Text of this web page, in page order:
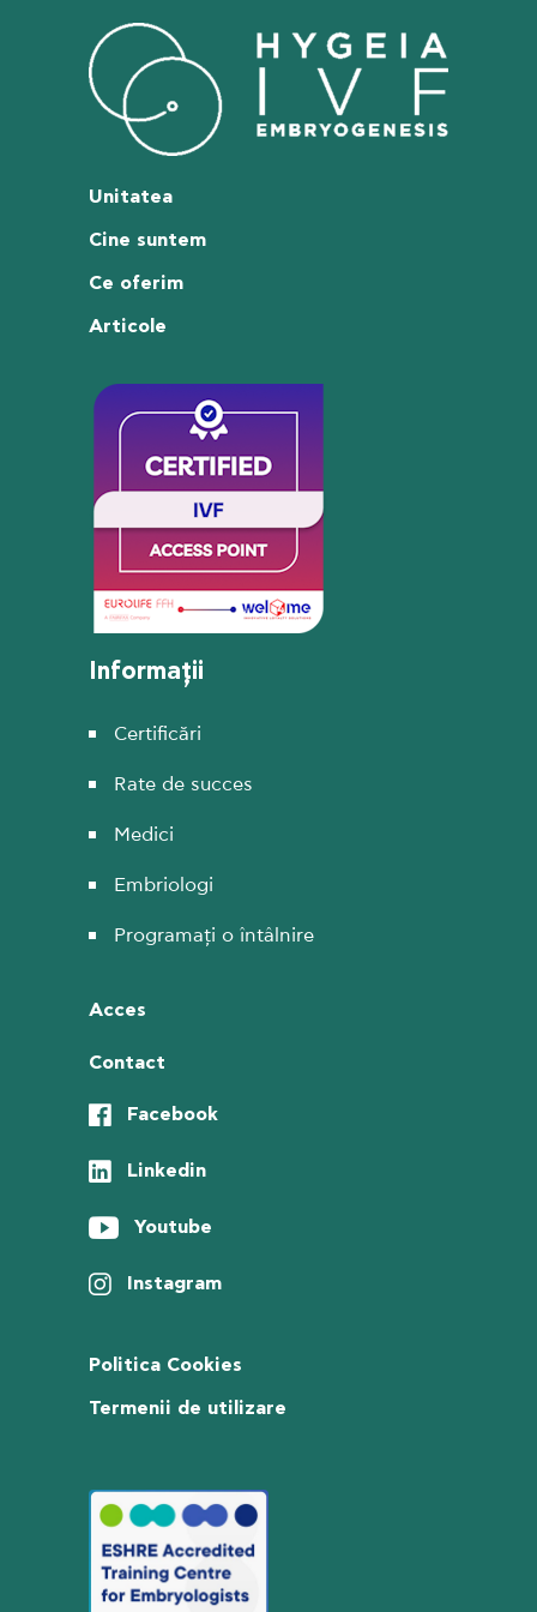
Unitatea
Cine suntem
Ce oferim
Articole
Informații
Certificări
Rate de succes
Medici
Embriologi
Programați o întâlnire
Acces
Contact
Facebook
Linkedin
Youtube
Instagram
Politica Cookies
Termenii de utilizare